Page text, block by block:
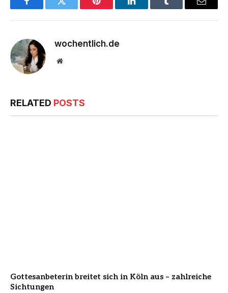
FacebookTwitter Pinterest LinkedInTumblr Email
wochentlich.de
Website
RELATED POSTS
Gottesanbeterin breitet sich in Köln aus – zahlreiche
Sichtungen